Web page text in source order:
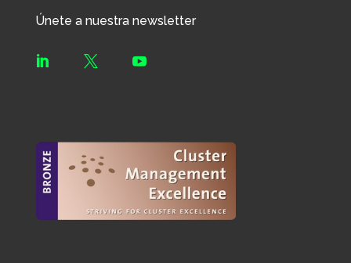
Únete a nuestra newsletter
  